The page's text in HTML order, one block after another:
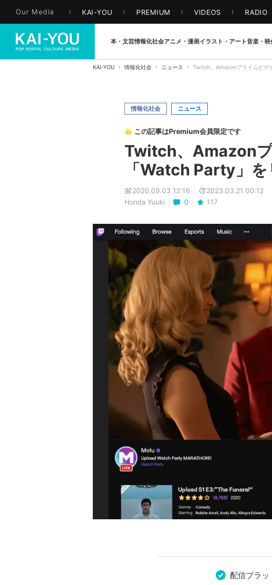
Our Media KAI-YOU PREMIUM VIDEOS RADIO
本・文芸情報化社会アニメ・漫画イラスト・アート音楽・映
KAI-YOU 情報化社会 ニュース Twitch、Amazonプライムビデ
情報化社会 ニュース
この記事はPremium会員限定です
Twitch、Amazon
「Watch Party」
2020.09.03 12:16
2023.03.21 00:12
Honda Yuuki
0 117
配信プラ